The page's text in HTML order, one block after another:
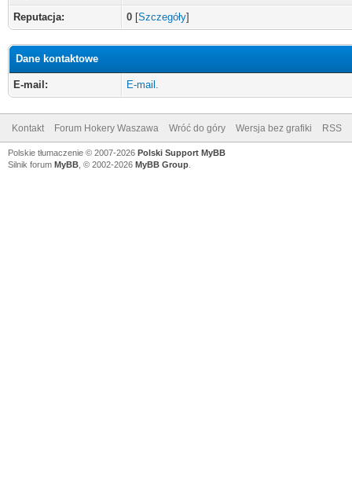
Reputacja: 0 [Szczegóły]
Dane kontaktowe
E-mail: E-mail.
Kontakt Forum Hokery Waszawa Wróć do góry Wersja bez grafiki RSS
Polskie tłumaczenie © 2007-2026 Polski Support MyBB
Silnik forum MyBB , © 2002-2026 MyBB Group